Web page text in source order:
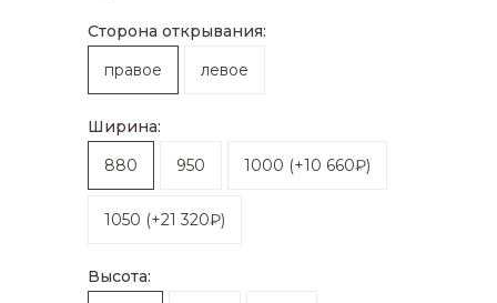
Сторона открывания:
правое
левое
Ширина:
880
950 1000 (+10 660₽)
1050 (+21 320₽)
Высота: